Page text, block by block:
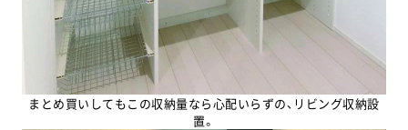
まとめ買いしてもこの収納量なら心配いらずの、リビング収納設
置。